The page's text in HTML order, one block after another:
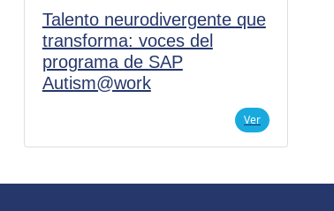
Talento neurodivergente que
transforma: voces del
programa de SAP
Autism@work
Ver